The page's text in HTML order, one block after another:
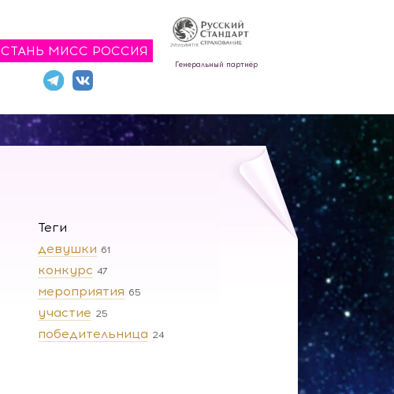
СТАНЬ МИСС РОССИЯ
Генеральный партнёр
Теги
девушки 61
конкурс 47
мероприятия 65
участие 25
победительница 24